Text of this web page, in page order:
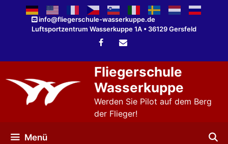
springen
info@fliegerschule-wasserkuppe.de
Luftsportzentrum Wasserkuppe 1A • 36129 Gersfeld
Fliegerschule
Wasserkuppe
Werden Sie Pilot auf dem Berg
der Flieger!
Menü